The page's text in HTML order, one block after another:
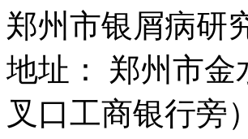
郑州市银屑病研
地址： 郑州市金
叉口工商银行旁）